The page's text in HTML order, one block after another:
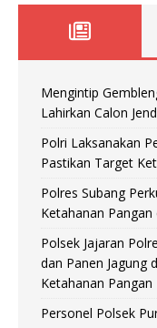
Mengintip
Lahirkan Calon
Polri Laksanakan
Pastikan Target
Polres Subang
Ketahanan
Polsek Jajaran
dan Panen Jagung
Ketahanan Pangan
Personel Polsek